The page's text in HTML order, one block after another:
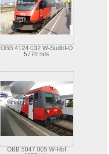
OBB 4124 032 W-Sudbf-O
5778 hits
OBB 5047 005 W-Hbf